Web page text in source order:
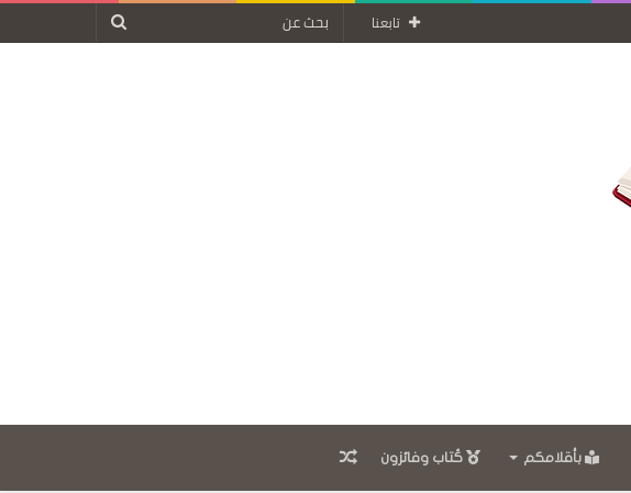
بحث
تابعنا
بأقلامكم كُتاب وفائزون
مقال